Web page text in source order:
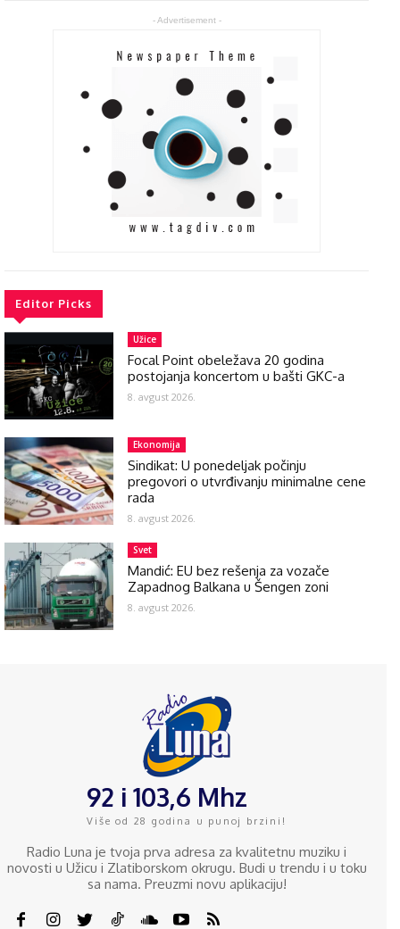
- Advertisement -
Editor Picks
Užice
Focal Point obeležava 20 godina
postojanja koncertom u bašti GKC-a
8. avgust 2026.
Ekonomija
Sindikat: U ponedeljak počinju
pregovori o utvrđivanju minimalne cene
rada
8. avgust 2026.
Svet
Mandić: EU bez rešenja za vozače
Zapadnog Balkana u Šengen zoni
8. avgust 2026.
92 i 103,6 Mhz
Više od 28 godina u punoj brzini!
Radio Luna je tvoja prva adresa za kvalitetnu muziku i
novosti u Užicu i Zlatiborskom okrugu. Budi u trendu i u toku
sa nama. Preuzmi novu aplikaciju!